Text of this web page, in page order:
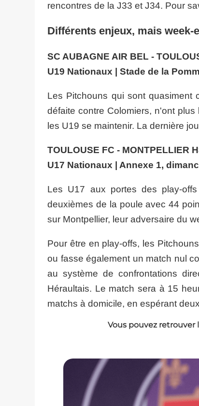
rencontres de la J33 et J34. Pour
Différents enjeux, mais week-
SC AUBAGNE AIR BEL -
U19 Nationaux | Stade de la
Les Pitchouns qui sont quasiment
défaite contre Colomiers, n'ont
les U19 se maintenir. La dernière
TOULOUSE FC - MONTPELLIER
U17 Nationaux | Annexe 1,
Les U17 aux portes des play-
deuxièmes de la poule avec 44
sur Montpellier, leur adversaire du
Pour être en play-offs, les
ou fasse également un match nul
au système de confrontations
Héraultais. Le match sera à 15
matchs à domicile, en espérant
Vous pouvez retrouver